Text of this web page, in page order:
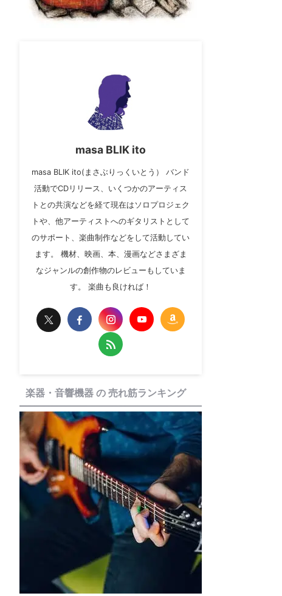
masa BLIK ito
masa BLIK ito(まさぶりっくいとう） バンド
活動でCDリリース、いくつかのアーティス
トとの共演などを経て現在はソロプロジェク
トや、他アーティストへのギタリストとして
のサポート、楽曲制作などをして活動してい
ます。 機材、映画、本、漫画などさまざま
なジャンルの創作物のレビューもしていま
す。 楽曲も良ければ！
楽器・音響機器 の 売れ筋ランキング